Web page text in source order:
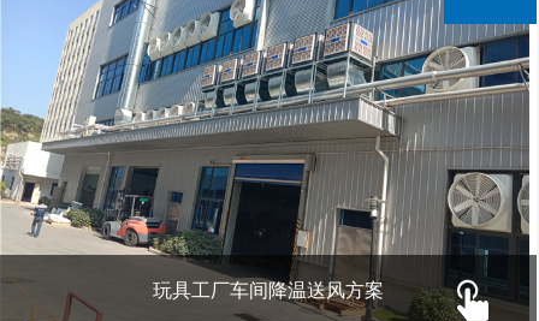
玩具工厂车间降温送风方案